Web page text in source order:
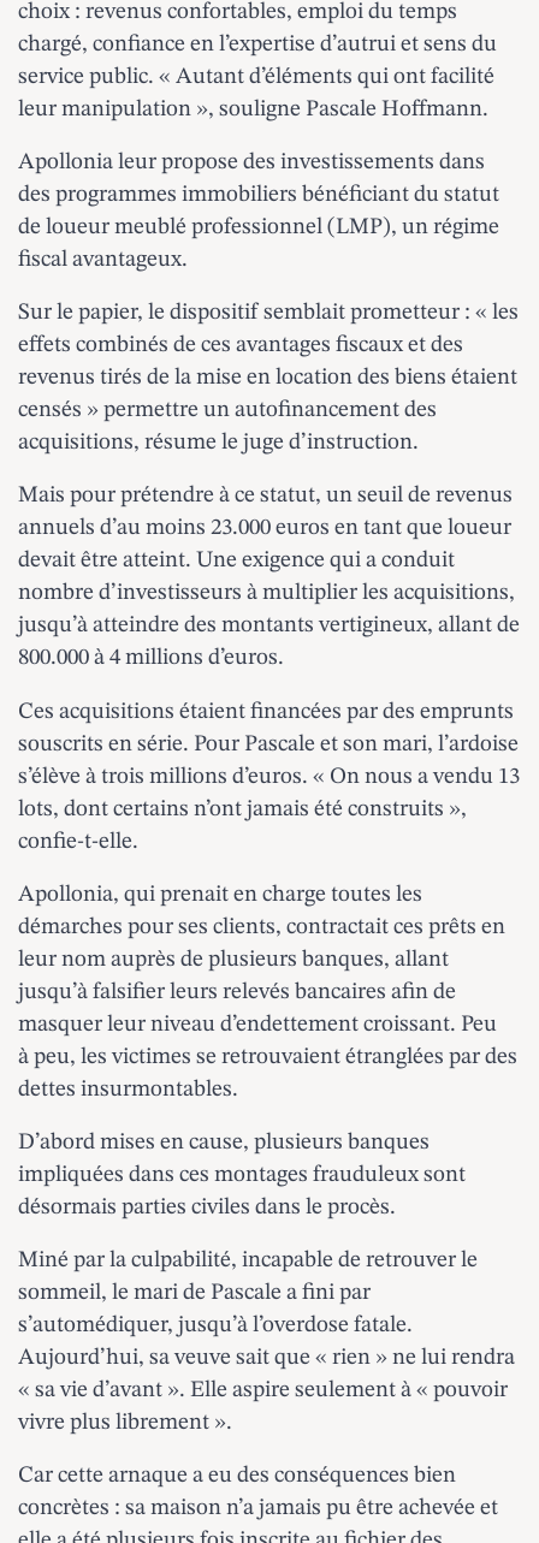
choix : revenus confortables, emploi du temps
chargé, confiance en l’expertise d’autrui et sens du
service public. « Autant d’éléments qui ont facilité
leur manipulation », souligne Pascale Hoffmann.
Apollonia leur propose des investissements dans
des programmes immobiliers bénéficiant du statut
de loueur meublé professionnel (LMP), un régime
fiscal avantageux.
Sur le papier, le dispositif semblait prometteur : « les
effets combinés de ces avantages fiscaux et des
revenus tirés de la mise en location des biens étaient
censés » permettre un autofinancement des
acquisitions, résume le juge d’instruction.
Mais pour prétendre à ce statut, un seuil de revenus
annuels d’au moins 23.000 euros en tant que loueur
devait être atteint. Une exigence qui a conduit
nombre d’investisseurs à multiplier les acquisitions,
jusqu’à atteindre des montants vertigineux, allant de
800.000 à 4 millions d’euros.
Ces acquisitions étaient financées par des emprunts
souscrits en série. Pour Pascale et son mari, l’ardoise
s’élève à trois millions d’euros. « On nous a vendu 13
lots, dont certains n’ont jamais été construits »,
confie-t-elle.
Apollonia, qui prenait en charge toutes les
démarches pour ses clients, contractait ces prêts en
leur nom auprès de plusieurs banques, allant
jusqu’à falsifier leurs relevés bancaires afin de
masquer leur niveau d’endettement croissant. Peu
à peu, les victimes se retrouvaient étranglées par des
dettes insurmontables.
D’abord mises en cause, plusieurs banques
impliquées dans ces montages frauduleux sont
désormais parties civiles dans le procès.
Miné par la culpabilité, incapable de retrouver le
sommeil, le mari de Pascale a fini par
s’automédiquer, jusqu’à l’overdose fatale.
Aujourd’hui, sa veuve sait que « rien » ne lui rendra
« sa vie d’avant ». Elle aspire seulement à « pouvoir
vivre plus librement ».
Car cette arnaque a eu des conséquences bien
concrètes : sa maison n’a jamais pu être achevée et